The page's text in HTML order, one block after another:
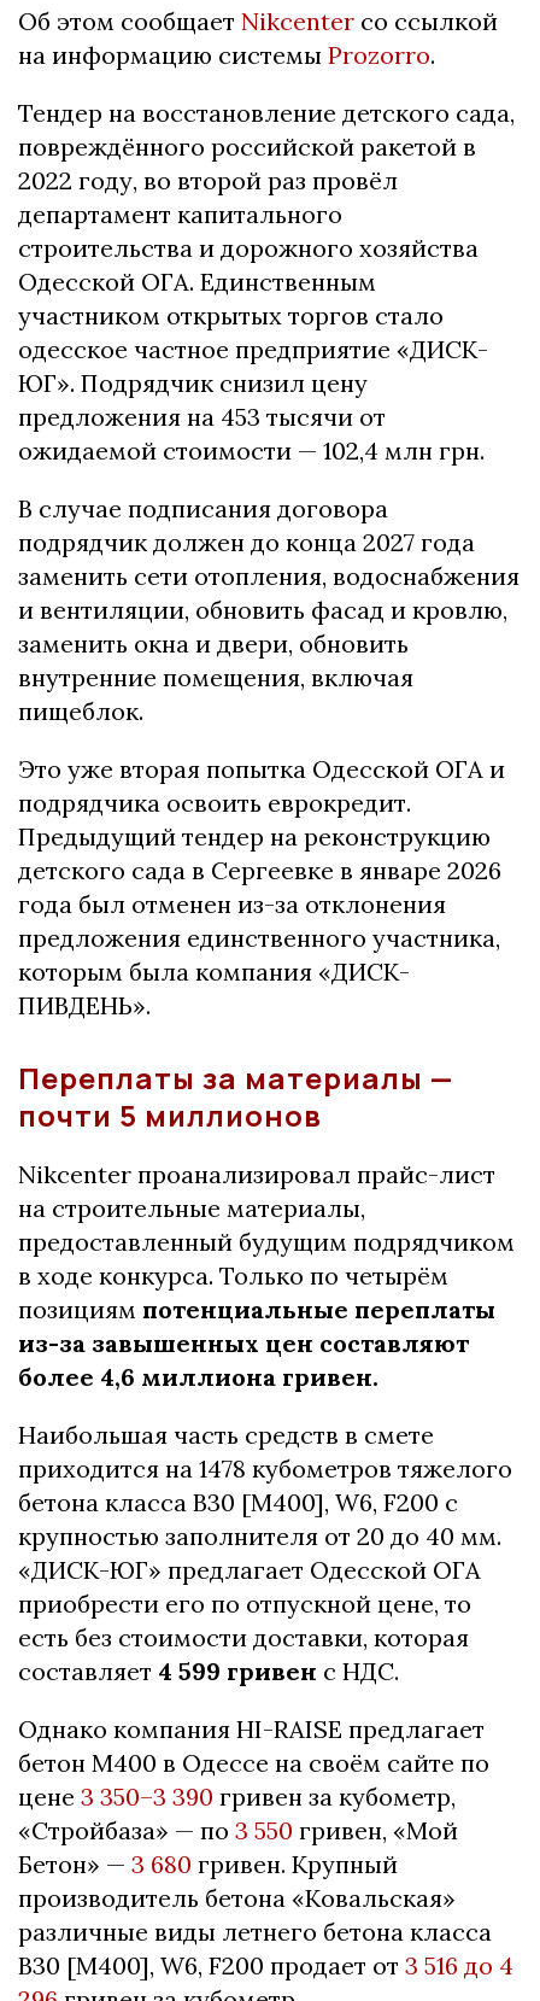
Об этом сообщает Nikcenter со ссылкой
на информацию системы Prozorro.
Тендер на восстановление детского сада,
повреждённого российской ракетой в
2022 году, во второй раз провёл
департамент капитального
строительства и дорожного хозяйства
Одесской ОГА. Единственным
участником открытых торгов стало
одесское частное предприятие «ДИСК-
ЮГ». Подрядчик снизил цену
предложения на 453 тысячи от
ожидаемой стоимости — 102,4 млн грн.
В случае подписания договора
подрядчик должен до конца 2027 года
заменить сети отопления, водоснабжения
и вентиляции, обновить фасад и кровлю,
заменить окна и двери, обновить
внутренние помещения, включая
пищеблок.
Это уже вторая попытка Одесской ОГА и
подрядчика освоить еврокредит.
Предыдущий тендер на реконструкцию
детского сада в Сергеевке в январе 2026
года был отменен из-за отклонения
предложения единственного участника,
которым была компания «ДИСК-
ПИВДЕНЬ».
Переплаты за материалы —
почти 5 миллионов
Nikcenter проанализировал прайс-лист
на строительные материалы,
предоставленный будущим подрядчиком
в ходе конкурса. Только по четырём
позициям потенциальные переплаты
из-за завышенных цен составляют
более 4,6 миллиона гривен.
Наибольшая часть средств в смете
приходится на 1478 кубометров тяжелого
бетона класса В30 [М400], W6, F200 с
крупностью заполнителя от 20 до 40 мм.
«ДИСК-ЮГ» предлагает Одесской ОГА
приобрести его по отпускной цене, то
есть без стоимости доставки, которая
составляет 4 599 гривен с НДС.
Однако компания HI-RAISE предлагает
бетон М400 в Одессе на своём сайте по
цене 3 350–3 390 гривен за кубометр,
«Стройбаза» — по 3 550 гривен, «Мой
Бетон» — 3 680 гривен. Крупный
производитель бетона «Ковальская»
различные виды летнего бетона класса
В30 [М400], W6, F200 продает от 3 516 до 4